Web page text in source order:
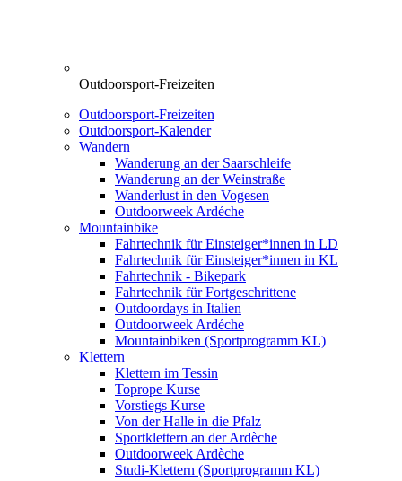
Outdoorsport-Freizeiten
Outdoorsport-Freizeiten
Outdoorsport-Kalender
Wandern
Wanderung an der Saarschleife
Wanderung an der Weinstraße
Wanderlust in den Vogesen
Outdoorweek Ardéche
Mountainbike
Fahrtechnik für Einsteiger*innen in LD
Fahrtechnik für Einsteiger*innen in KL
Fahrtechnik - Bikepark
Fahrtechnik für Fortgeschrittene
Outdoordays in Italien
Outdoorweek Ardéche
Mountainbiken (Sportprogramm KL)
Klettern
Klettern im Tessin
Toprope Kurse
Vorstiegs Kurse
Von der Halle in die Pfalz
Sportklettern an der Ardèche
Outdoorweek Ardèche
Studi-Klettern (Sportprogramm KL)